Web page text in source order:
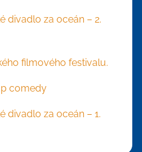
divadlo za oceán – 2.
filmového festivalu.
comedy
divadlo za oceán – 1.